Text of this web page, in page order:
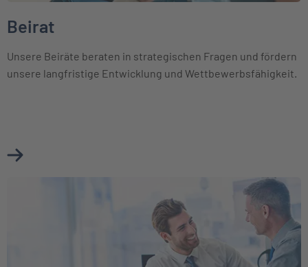
Beirat
Unsere Beiräte beraten in strategischen Fragen und fördern
unsere langfristige Entwicklung und Wettbewerbsfähigkeit.
Mehr über Beirat erfahren